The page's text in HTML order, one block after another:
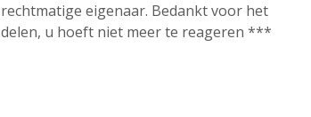
rechtmatige eigenaar. Bedankt voor het
delen, u hoeft niet meer te reageren ***